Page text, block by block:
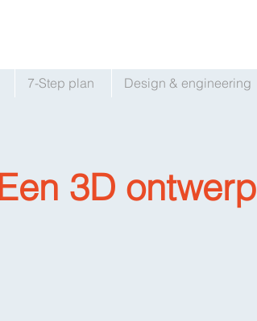
7-Step plan Design & engineering
3D